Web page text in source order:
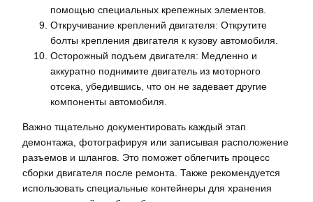
помощью специальных крепежных элементов.
Откручивание креплений двигателя: Открутите
болты крепления двигателя к кузову автомобиля.
Осторожный подъем двигателя: Медленно и
аккуратно поднимите двигатель из моторного
отсека, убедившись, что он не задевает другие
компоненты автомобиля.
Важно тщательно документировать каждый этап
демонтажа, фотографируя или записывая расположение
разъемов и шлангов. Это поможет облегчить процесс
сборки двигателя после ремонта. Также рекомендуется
использовать специальные контейнеры для хранения